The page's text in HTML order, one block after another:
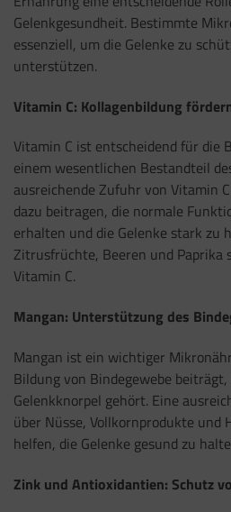
Gelenkgesundheit. Bestimmte
essenziell, um die Gelenke zu
unterstützen.
Vitamin C: Kollagenbildung
Vitamin C ist entscheidend für die
einem wesentlichen Bestandteil
ausreichende Zufuhr von Vitamin
dazu beitragen, die normale
erhalten und die Gelenke stark zu
Zitrusfrüchte, Beeren und Paprika
Vitamin C.
Mangan: Unterstützung des
Mangan ist ein wichtiger
Bildung von Bindegewebe
Gelenkknorpel gehört. Eine
über Nüsse, Vollkornprodukte und
helfen, die Gelenke gesund zu
Zink und Antioxidantien: Schutz